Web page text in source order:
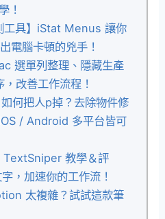
！
工具】iStat Menus 讓你
電腦卡頓的兇手！
選單列整理、隱藏生產
改善工作流程！
何把人p掉？去除物件修
/ Android 多平台皆可
TextSniper 教學＆評
，加速你的工作流！
太複雜？試試這款筆